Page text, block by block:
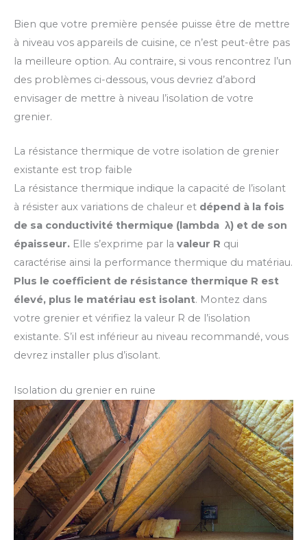
Bien que votre première pensée puisse être de mettre
à niveau vos appareils de cuisine, ce n’est peut-être pas
la meilleure option. Au contraire, si vous rencontrez l’un
des problèmes ci-dessous, vous devriez d’abord
envisager de mettre à niveau l’isolation de votre
grenier.
La résistance thermique de votre isolation de grenier
existante est trop faible
La résistance thermique indique la capacité de l’isolant
à résister aux variations de chaleur et dépend à la fois
de sa conductivité thermique (lambda λ) et de son
épaisseur. Elle s’exprime par la valeur R qui
caractérise ainsi la performance thermique du matériau.
Plus le coefficient de résistance thermique R est
élevé, plus le matériau est isolant. Montez dans
votre grenier et vérifiez la valeur R de l’isolation
existante. S’il est inférieur au niveau recommandé, vous
devrez installer plus d’isolant.
Isolation du grenier en ruine